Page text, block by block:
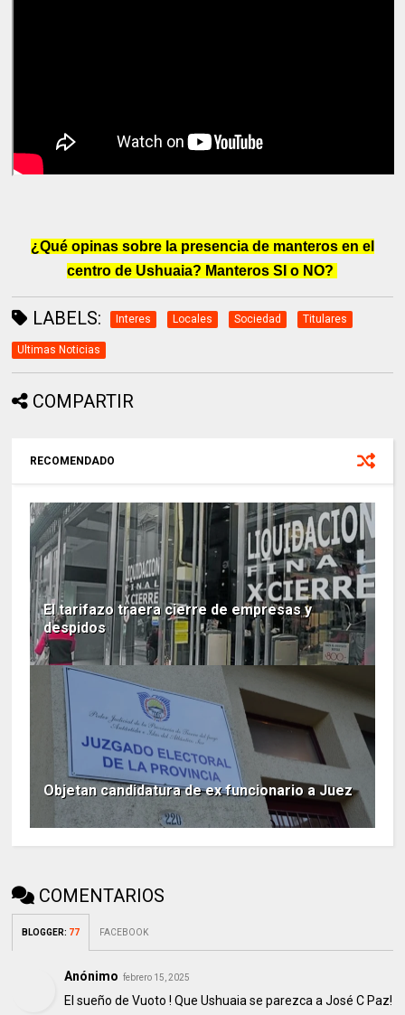
¿Qué opinas sobre la presencia de manteros en el
centro de Ushuaia? Manteros SI o NO?
LABELS: Interes Locales Sociedad Titulares
Ultimas Noticias
COMPARTIR
RECOMENDADO
El tarifazo traera cierre de empresas y
despidos
Objetan candidatura de ex funcionario a Juez
COMENTARIOS
BLOGGER: 77 FACEBOOK
Anónimo febrero 15, 2025
El sueño de Vuoto ! Que Ushuaia se parezca a José C Paz!